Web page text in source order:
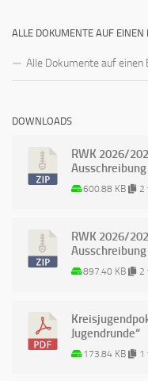
ALLE DOKUMENTE AUF EINEN
Alle Dokumente auf einen
DOWNLOADS
RWK 2026/
Ausschreibung
600.88 KB 2
RWK 2026/
Ausschreibung
897.40 KB 2
Jugendrunde“
173.84 KB 1